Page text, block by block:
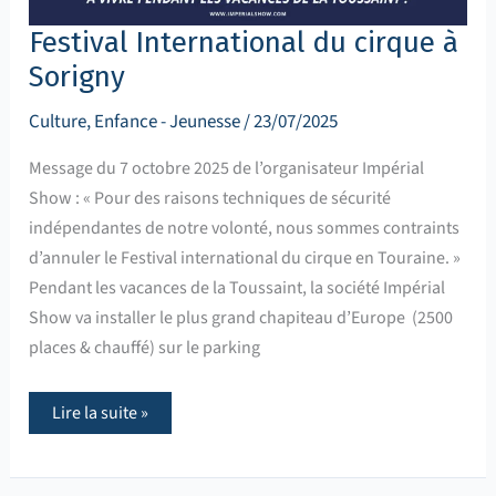
Festival International du cirque à
Sorigny
Culture,Enfance - Jeunesse/23/07/2025
Message du 7 octobre 2025 de l’organisateur Impérial
Show : « Pour des raisons techniques de sécurité
indépendantes de notre volonté, nous sommes contraints
d’annuler le Festival international du cirque en Touraine. »
Pendant les vacances de la Toussaint, la société Impérial
Show va installer le plus grand chapiteau d’Europe (2500
places & chauffé) sur le parking
Lire la suite »